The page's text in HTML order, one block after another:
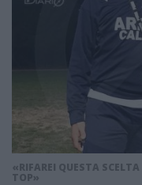
«RIFAREI QUESTA
TOP»